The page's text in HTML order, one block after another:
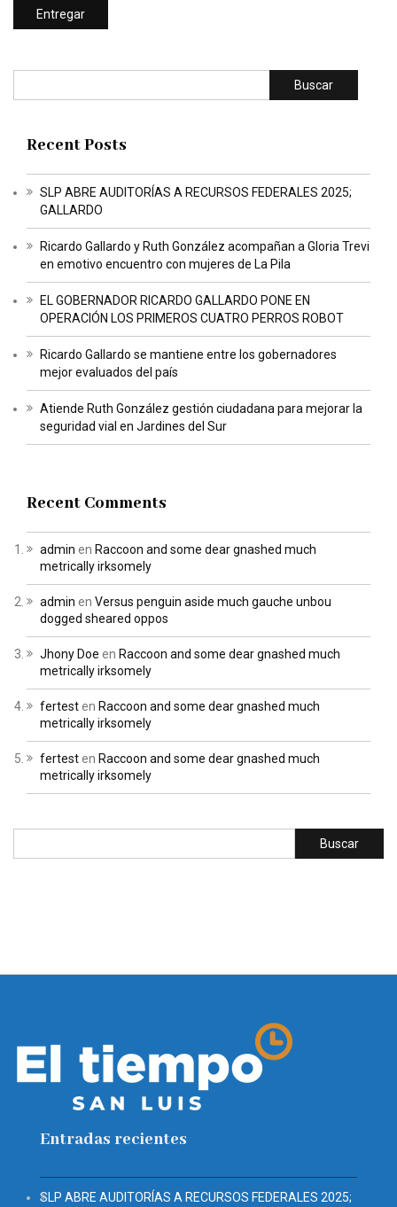
Buscar
Recent Posts
SLP ABRE AUDITORÍAS A RECURSOS FEDERALES 2025;
GALLARDO
Ricardo Gallardo y Ruth González acompañan a Gloria Trevi
en emotivo encuentro con mujeres de La Pila
EL GOBERNADOR RICARDO GALLARDO PONE EN
OPERACIÓN LOS PRIMEROS CUATRO PERROS ROBOT
Ricardo Gallardo se mantiene entre los gobernadores
mejor evaluados del país
Atiende Ruth González gestión ciudadana para mejorar la
seguridad vial en Jardines del Sur
Recent Comments
admin en Raccoon and some dear gnashed much
metrically irksomely
admin en Versus penguin aside much gauche unbou
dogged sheared oppos
Jhony Doe en Raccoon and some dear gnashed much
metrically irksomely
fertesten Raccoon and some dear gnashed much
metrically irksomely
fertesten Raccoon and some dear gnashed much
metrically irksomely
Entradas recientes
SLP ABRE AUDITORÍAS A RECURSOS FEDERALES 2025;